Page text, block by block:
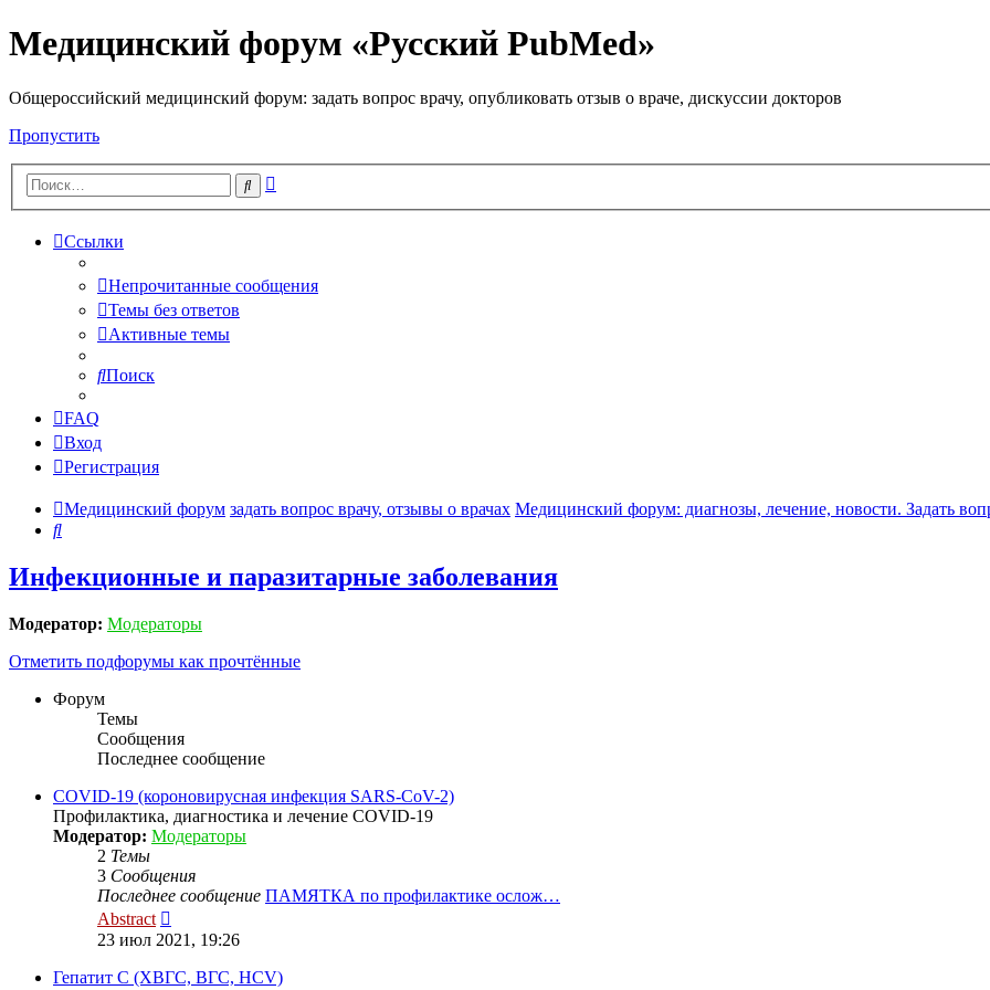
Медицинский форум «Русский PubMed»
Общероссийский медицинский форум: задать вопрос врачу, опубликовать отзыв о враче, дискуссии докторов
Пропустить
Поиск
Ссылки
Непрочитанные сообщения
Темы без ответов
Активные темы
Поиск
FAQ
Вход
Регистрация
Медицинский форум задать вопрос врачу, отзывы о врачах Медицинский форум: диагнозы, лечение, новости. Задать
Поиск
Инфекционные и паразитарные заболевания
Модератор: Модераторы
Отметить подфорумы как прочтённые
Форум
Темы
Сообщения
Последнее сообщение
COVID-19 (короновирусная инфекция SARS-CoV-2)
Профилактика, диагностика и лечение COVID-19
Модератор: Модераторы
2 Темы
3 Сообщения
Последнее сообщение ПАМЯТКА по профилактике ослож…
Abstract
к
последнему
сообщению
23 июл 2021, 19:26
Гепатит C (ХВГС, ВГС, HCV)